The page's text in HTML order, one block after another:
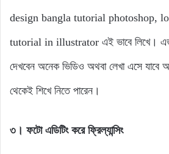
design bangla tutorial photoshop,
tutorial in illustrator এই ভাবে লিখে।
দেখবেন অনেক ভিডিও অথবা লেখা এসে যাবে
থেকেই শিখে নিতে পারেন।
৩। ফটো এডিটিং করে ফ্রিল্যান্সিং